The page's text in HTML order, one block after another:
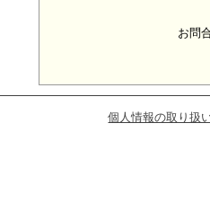
お問
個人情報の取り扱